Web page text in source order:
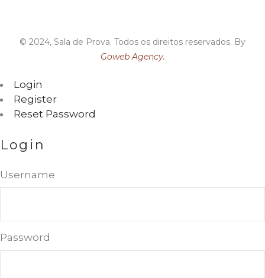
© 2024, Sala de Prova. Todos os direitos reservados. By
Goweb Agency.
Login
Register
Reset Password
Login
Username
Password